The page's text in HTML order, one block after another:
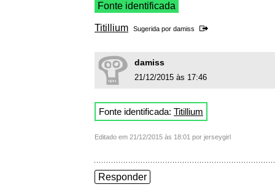
Fonte identificada
Titillium Sugerida por damiss
damiss
21/12/2015 às 17:46
Fonte identificada: Titillium
Editado em 21/12/2015 às 18:01 por jerseygirl
Responder